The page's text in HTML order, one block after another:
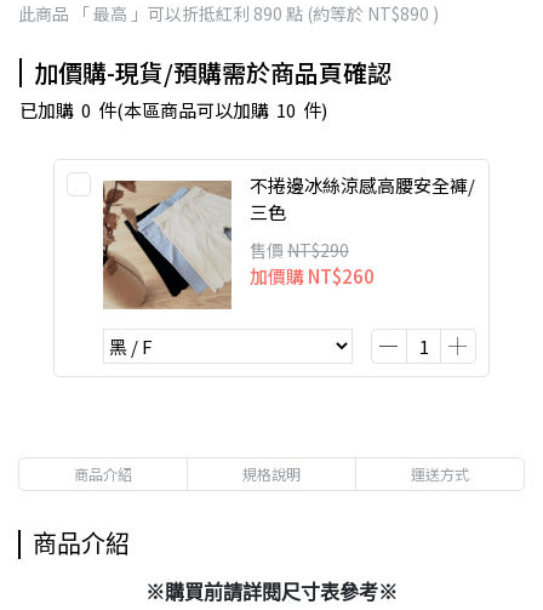
此商品 「 最高 」可以折抵紅利 890 點 (約等於 NT$890 )
加價購-現貨/預購需於商品頁確認
已加購 0 件(本區商品可以加購 10 件)
不捲邊冰絲涼感高腰安全褲/
三色
售價 NT$290
加價購NT$260
商品介紹 規格說明 運送方式
商品介紹
※購買前請詳閱尺寸表參考※